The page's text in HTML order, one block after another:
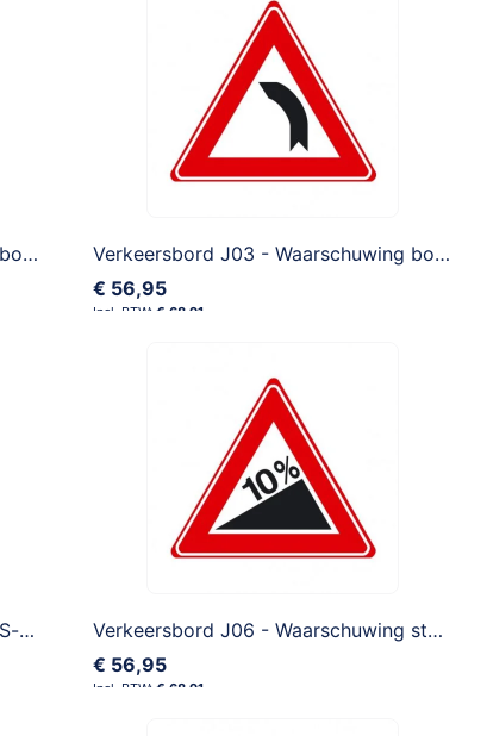
Verkeersbord J02 - Waarschuwing bocht naar rechts
Verkeersbord J03 - Waarschuwing bocht naar links
€ 56,95
€ 68,91
Verkeersbord J05 - Waarschuwing S-bocht eerst naar links
Verkeersbord J06 - Waarschuwing steile helling
€ 56,95
€ 68,91